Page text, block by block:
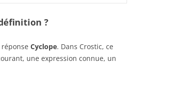
?
Cyclope. Dans Crostic, ce
une expression connue, un